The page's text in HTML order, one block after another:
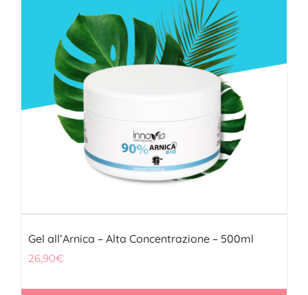
Gel all’Arnica – Alta Concentrazione – 500ml
26,90€